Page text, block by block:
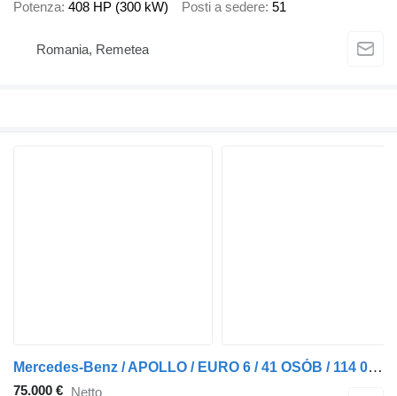
Potenza 408 HP (300 kW) Posti a sedere 51
Romania, Remetea
Mercedes-Benz / APOLLO / EURO 6 / 41 OSÓB / 114 000 KM
75.000 € Netto